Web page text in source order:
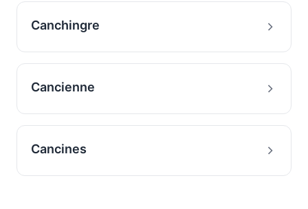
Canchingre
Cancienne
Cancines